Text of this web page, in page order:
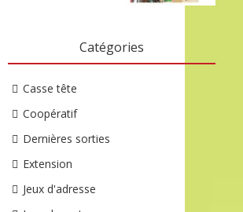
Catégories
Casse tête
Coopératif
Dernières sorties
Extension
Jeux d'adresse